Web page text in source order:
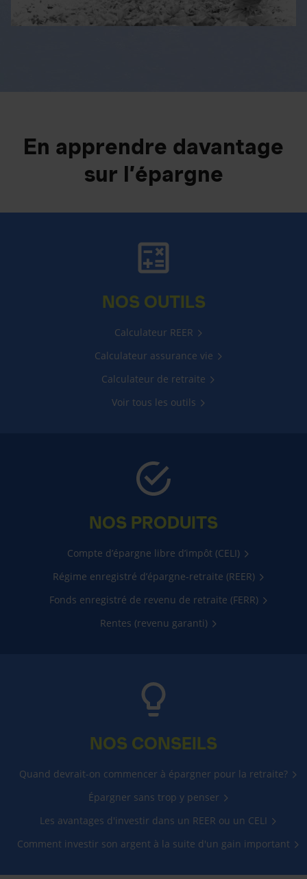
En apprendre davantage
sur l’épargne
NOS OUTILS
Calculateur REER
Calculateur assurance vie
Calculateur de retraite
Voir tous les outils
NOS PRODUITS
Compte d’épargne libre d’impôt (CELI)
Régime enregistré d’épargne-retraite (REER)
Fonds enregistré de revenu de retraite (FERR)
Rentes (revenu garanti)
NOS CONSEILS
Quand devrait-on commencer à épargner pour la retraite?
Épargner sans trop y penser
Les avantages d'investir dans un REER ou un CELI
Comment investir son argent à la suite d'un gain important